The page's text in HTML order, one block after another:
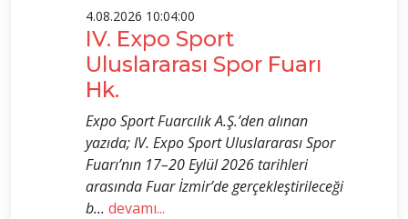
4.08.2026 10:04:00
IV. Expo Sport
Uluslararası Spor Fuarı
Hk.
Expo Sport Fuarcılık A.Ş.’den alınan
yazıda; IV. Expo Sport Uluslararası Spor
Fuarı’nın 17–20 Eylül 2026 tarihleri
arasında Fuar İzmir’de gerçekleştirileceği
b... devamı...